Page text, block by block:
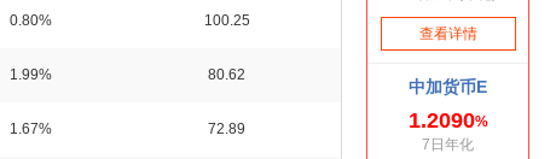
0.80% 100.25
1.99% 80.62
1.67% 72.89